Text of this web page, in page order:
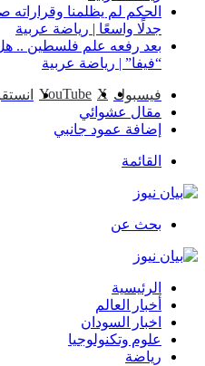
الحكم لم يظلمنا
جدلًا واسعًا | رياضة عربية
بعد رفعه علم فلسطين ..
“فيفا” | رياضة عربية
فيسبوك ‫X
‫YouTube
مقال عشوائي
إضافة عمود جانبي
القائمة
بحث عن
الرئيسية
أخبار العالم
اخبار السودان
علوم وتكنولوجيا
رياضة